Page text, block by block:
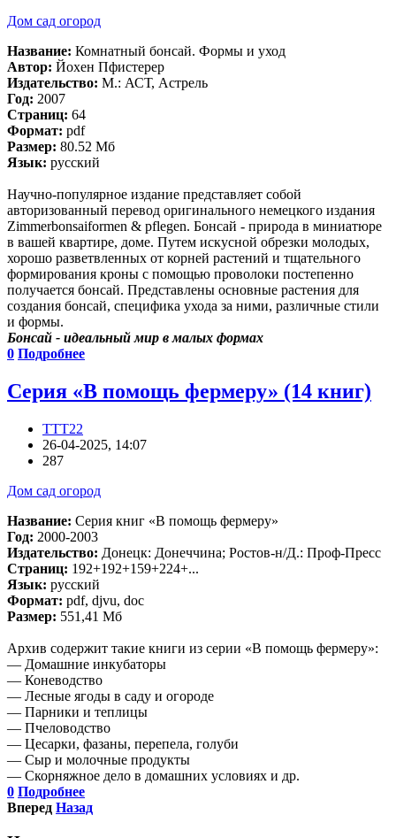
Дом сад огород
Название: Комнатный бонсай. Формы и уход
Автор: Йохен Пфистерер
Издательство: М.: АСТ, Астрель
Год: 2007
Страниц: 64
Формат: pdf
Размер: 80.52 Мб
Язык: русский
Научно-популярное издание представляет собой
авторизованный перевод оригинального немецкого издания
Zimmerbonsaiformen & pflegen. Бонсай - природа в миниатюре
в вашей квартире, доме. Путем искусной обрезки молодых,
хорошо разветвленных от корней растений и тщательного
формирования кроны с помощью проволоки постепенно
получается бонсай. Представлены основные растения для
создания бонсай, специфика ухода за ними, различные стили
и формы.
Бонсай - идеальный мир в малых формах
0 Подробнее
Серия «В помощь фермеру» (14 книг)
TTT22
26-04-2025, 14:07
287
Дом сад огород
Название: Серия книг «В помощь фермеру»
Год: 2000-2003
Издательство: Донецк: Донеччина; Ростов-н/Д.: Проф-Пресс
Страниц: 192+192+159+224+...
Язык: русский
Формат: pdf, djvu, doc
Размер: 551,41 Мб
Архив содержит такие книги из серии «В помощь фермеру»:
— Домашние инкубаторы
— Коневодство
— Лесные ягоды в саду и огороде
— Парники и теплицы
— Пчеловодство
— Цесарки, фазаны, перепела, голуби
— Сыр и молочные продукты
— Скорняжное дело в домашних условиях и др.
0 Подробнее
Вперед Назад